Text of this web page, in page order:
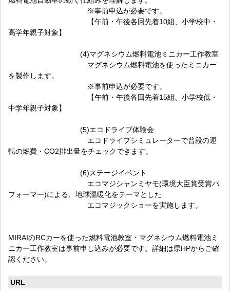
※事前申込が必要です。
【午前・午後各回先着10組、小学校中・
高学年親子対象】
(4)マグネシウム燃料電池ミニカー工作教室
マグネシウム燃料電池を使ったミニカー
を製作します。
※事前申込が必要です。
【午前・午後各回先着15組、小学校低・
中学年親子対象】
(5)エコドライブ体験会
エコドライブシミュレーターで普段の運
転の燃費・CO2排出量をチェックできます。
(6)ステージイベント
エコマジシャンミヤモ(環境大臣賞受賞パ
フォーマー)による、地球温暖化をテーマとした
エコマジックショーを実施します。
MIRAIのRCカーを使った燃料電池教室・マグネシウム燃料電池ミ
ニカー工作教室は事前申し込みが必要です。詳細は県HPからご確
認ください。
URL